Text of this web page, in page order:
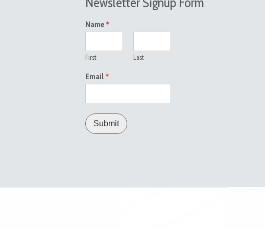
Name *
First Last
Email *
Submit